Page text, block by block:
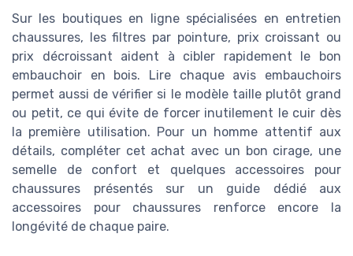
Sur les boutiques en ligne spécialisées en entretien
chaussures, les filtres par pointure, prix croissant ou
prix décroissant aident à cibler rapidement le bon
embauchoir en bois. Lire chaque avis embauchoirs
permet aussi de vérifier si le modèle taille plutôt grand
ou petit, ce qui évite de forcer inutilement le cuir dès
la première utilisation. Pour un homme attentif aux
détails, compléter cet achat avec un bon cirage, une
semelle de confort et quelques accessoires pour
chaussures présentés sur un guide dédié aux
accessoires pour chaussures renforce encore la
longévité de chaque paire.